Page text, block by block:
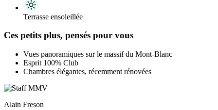
Terrasse ensoleillée
Ces petits plus, pensés pour vous
Vues panoramiques sur le massif du Mont-Blanc
Esprit 100% Club
Chambres élégantes, récemment rénovées
Alain Freson